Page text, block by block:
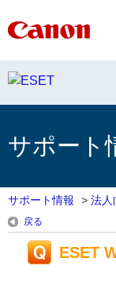
サポート
サポート情報 > 法人
戻る
ESET